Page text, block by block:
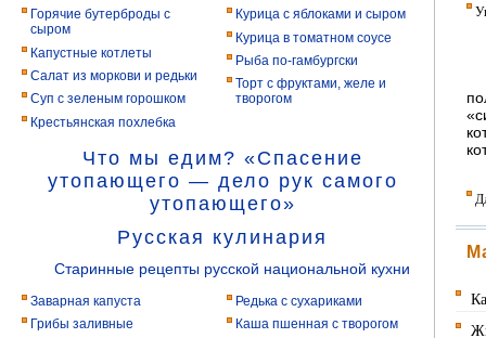
Горячие бутерброды с
сыром
Капустные котлеты
Салат из моркови и редьки
Суп с зеленым горошком
Крестьянская похлебка
Курица с яблоками и сыром
Курица в томатном соусе
Рыба по-гамбургски
Торт с фруктами, желе и
творогом
Что мы едим? «Спасение
утопающего — дело рук самого
утопающего»
Русская кулинария
Cтаринные рецепты русской национальной кухни
Заварная капуста
Грибы заливные
Редька с сухариками
Каша пшенная с творогом